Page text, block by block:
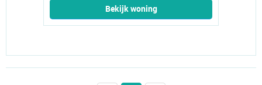
Bekijk woning